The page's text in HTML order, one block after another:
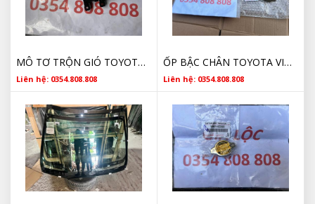
MÔ TƠ TRỘN GIÓ TOYOTA GIÁ TỐT
Liên hệ: 0354.808.808
ỐP BẬC CHÂN TOYOTA VIOS CHÍNH HÃNG
Liên hệ: 0354.808.808